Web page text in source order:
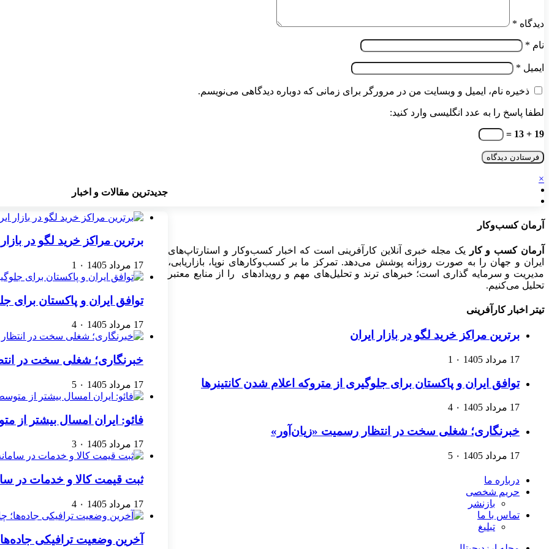
دیدگاه *
نام *
ایمیل *
ذخیره نام، ایمیل و وبسایت من در مرورگر برای زمانی که دوباره دیدگاهی می‌نویسم.
لطفا پاسخ را به عدد انگلیسی وارد کنید:
19 + 13 =
جدیدترین مقالات و اخبار
برترین مراکز خرید لگو در
17 مرداد 1405 ۰ 1
توافق ایران و پاکستان برای
17 مرداد 1405 ۰ 4
خبرنگاری؛ شغلی سخت در
17 مرداد 1405 ۰ 5
فائو: ایران امسال بیشتر از متوسط ۵ ساله غله
17 مرداد 1405 ۰ 3
ثبت قیمت کالا و خدمات در سامانه ۱۲۴
17 مرداد 1405 ۰ 4
آخرین وضعیت ترافیکی
×
آرمان کسب‌وکار
آرمان کسب و کار
یک مجله خبری آنلاین کارآفرینی است که اخبار کسب‌وکار و استارتاپ‌های
ایران و جهان را به صورت روزانه پوشش می‌دهد. تمرکز ما بر کسب‌وکارهای نوپا، بازاریابی،
مدیریت و سرمایه گذاری است؛ خبرهای ترند و تحلیل‌های مهم و رویدادهای را از منابع معتبر
تحلیل می‌کنیم.
تیتر اخبار کارآفرینی
برترین مراکز خرید لگو در بازار ایران
17 مرداد 1405 ۰ 1
توافق ایران و پاکستان برای جلوگیری از متروکه اعلام شدن کانتینرها
17 مرداد 1405 ۰ 4
خبرنگاری؛ شغلی سخت در انتظار رسمیت «زیان‌آور»
17 مرداد 1405 ۰ 5
درباره ما
حریم شخصی
بازنشر
تماس با ما
تبلیغ